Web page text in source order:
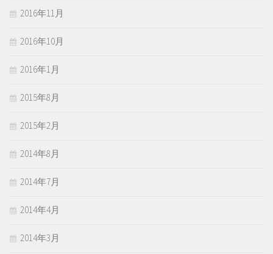
2016年11月
2016年10月
2016年1月
2015年8月
2015年2月
2014年8月
2014年7月
2014年4月
2014年3月